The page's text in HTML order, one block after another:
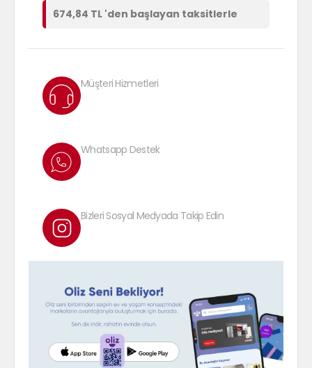
674,84 TL 'den başlayan taksitlerle
Müşteri Hizmetleri
Whatsapp Destek
Bizleri Sosyal Medyada Takip Edin